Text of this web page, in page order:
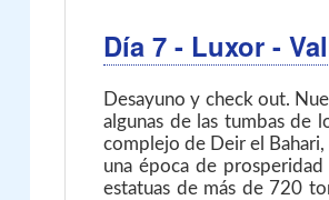
Día 7 - Luxor -
Desayuno y check out.
algunas de las tumbas de
complejo de Deir el
una época de
estatuas de más de 720